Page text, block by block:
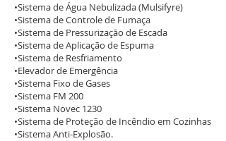
•Sistema de Água Nebulizada (Mulsifyre)
•Sistema de Controle de Fumaça
•Sistema de Pressurização de Escada
•Sistema de Aplicação de Espuma
•Sistema de Resfriamento
•Elevador de Emergência
•Sistema Fixo de Gases
•Sistema FM 200
•Sistema Novec 1230
•Sistema de Proteção de Incêndio em Cozinhas
•Sistema Anti-Explosão.